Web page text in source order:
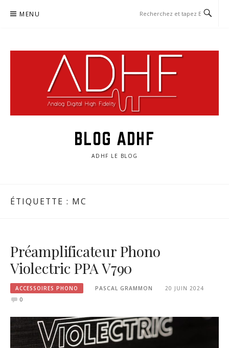
MENU
BLOG ADHF
ADHF LE BLOG
ÉTIQUETTE : MC
Préamplificateur Phono
Violectric PPA V790
ACCESSOIRES PHONO PASCAL GRAMMON
20 JUIN 2024
0